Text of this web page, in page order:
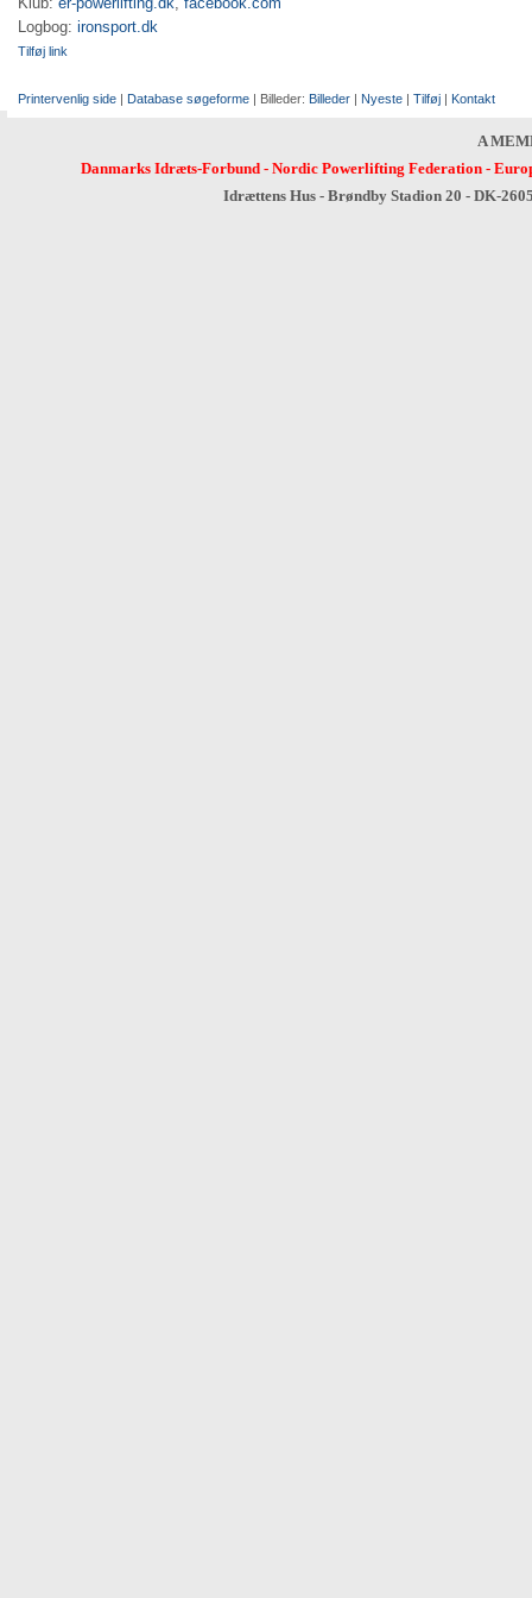
Logbog: ironsport.dk
Tilføj link
Printervenlig side | Database søgeforme | Billeder: Billeder | Nyeste | Tilføj | Kontakt
A
Danmarks Idræts-Forbund- Nordic Powerlifting Federation-
Idrættens Hus - Brøndby Stadion 20 - DK-